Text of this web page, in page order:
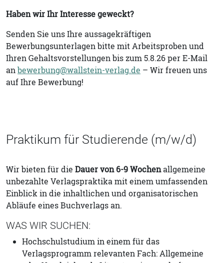
Haben wir Ihr Interesse geweckt?
Senden Sie uns Ihre aussagekräftigen
Bewerbungsunterlagen bitte mit Arbeitsproben und
Ihren Gehaltsvorstellungen bis zum 5.8.26 per E-Mail
anbewerbung@wallstein-verlag.de – Wir freuen uns
auf Ihre Bewerbung!
Praktikum für Studierende (m/w/d)
Wir bieten für die Dauer von 6-9 Wochenallgemeine
unbezahlte Verlagspraktika mit einem umfassenden
Einblick in die inhaltlichen und organisatorischen
Abläufe eines Buchverlags an.
WAS WIR SUCHEN:
Hochschulstudium in einem für das
Verlagsprogramm relevanten Fach: Allgemeine